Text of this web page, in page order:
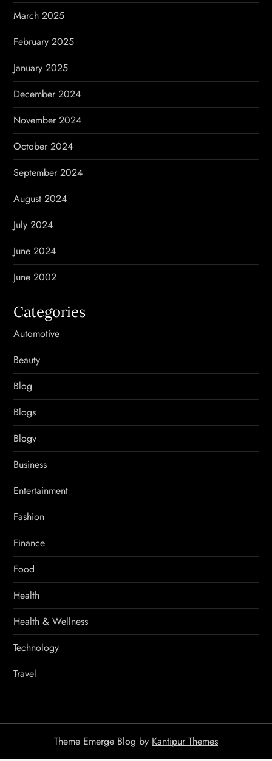
March 2025
February 2025
January 2025
December 2024
November 2024
October 2024
September 2024
August 2024
July 2024
June 2024
June 2002
Categories
Automotive
Beauty
Blog
Blogs
Blogv
Business
Entertainment
Fashion
Finance
Food
Health
Health & Wellness
Technology
Travel
Theme Emerge Blog by Kantipur Themes